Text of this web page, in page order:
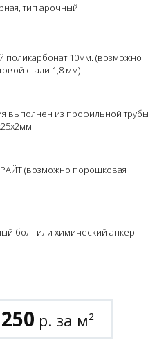
тип арочный
поликарбонат 10мм. (возможно
стали 1,8 мм)
выполнен из профильной трубы
(возможно порошковая
болт или химический анкер
р. за м²